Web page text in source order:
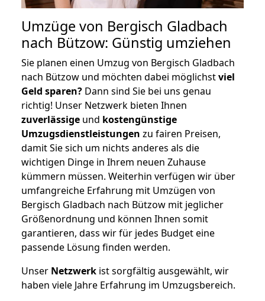
Umzüge von Bergisch Gladbach
nach Bützow: Günstig umziehen
Sie planen einen Umzug von Bergisch Gladbach
nach Bützow und möchten dabei möglichstviel
Geld sparen? Dann sind Sie bei uns genau
richtig! Unser Netzwerk bieten Ihnen
zuverlässige und kostengünstige
Umzugsdienstleistungen zu fairen Preisen,
damit Sie sich um nichts anderes als die
wichtigen Dinge in Ihrem neuen Zuhause
kümmern müssen. Weiterhin verfügen wir über
umfangreiche Erfahrung mit Umzügen von
Bergisch Gladbach nach Bützow mit jeglicher
Größenordnung und können Ihnen somit
garantieren, dass wir für jedes Budget eine
passende Lösung finden werden.
Unser Netzwerk ist sorgfältig ausgewählt, wir
haben viele Jahre Erfahrung im Umzugsbereich.